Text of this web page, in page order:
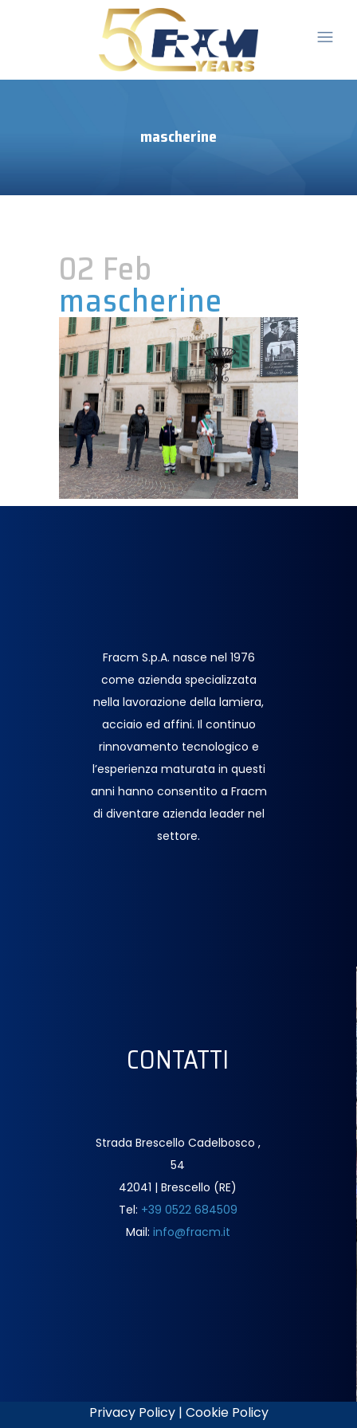
mascherine
02 Feb
mascherine
Fracm S.p.A. nasce nel 1976
come azienda specializzata
nella lavorazione della lamiera,
acciaio ed affini. Il continuo
rinnovamento tecnologico e
l’esperienza maturata in questi
anni hanno consentito a Fracm
di diventare azienda leader nel
settore.
CONTATTI
Strada Brescello Cadelbosco ,
54
42041 | Brescello (RE)
Tel: +39 0522 684509
Mail: info@fracm.it
Privacy Policy| Cookie Policy